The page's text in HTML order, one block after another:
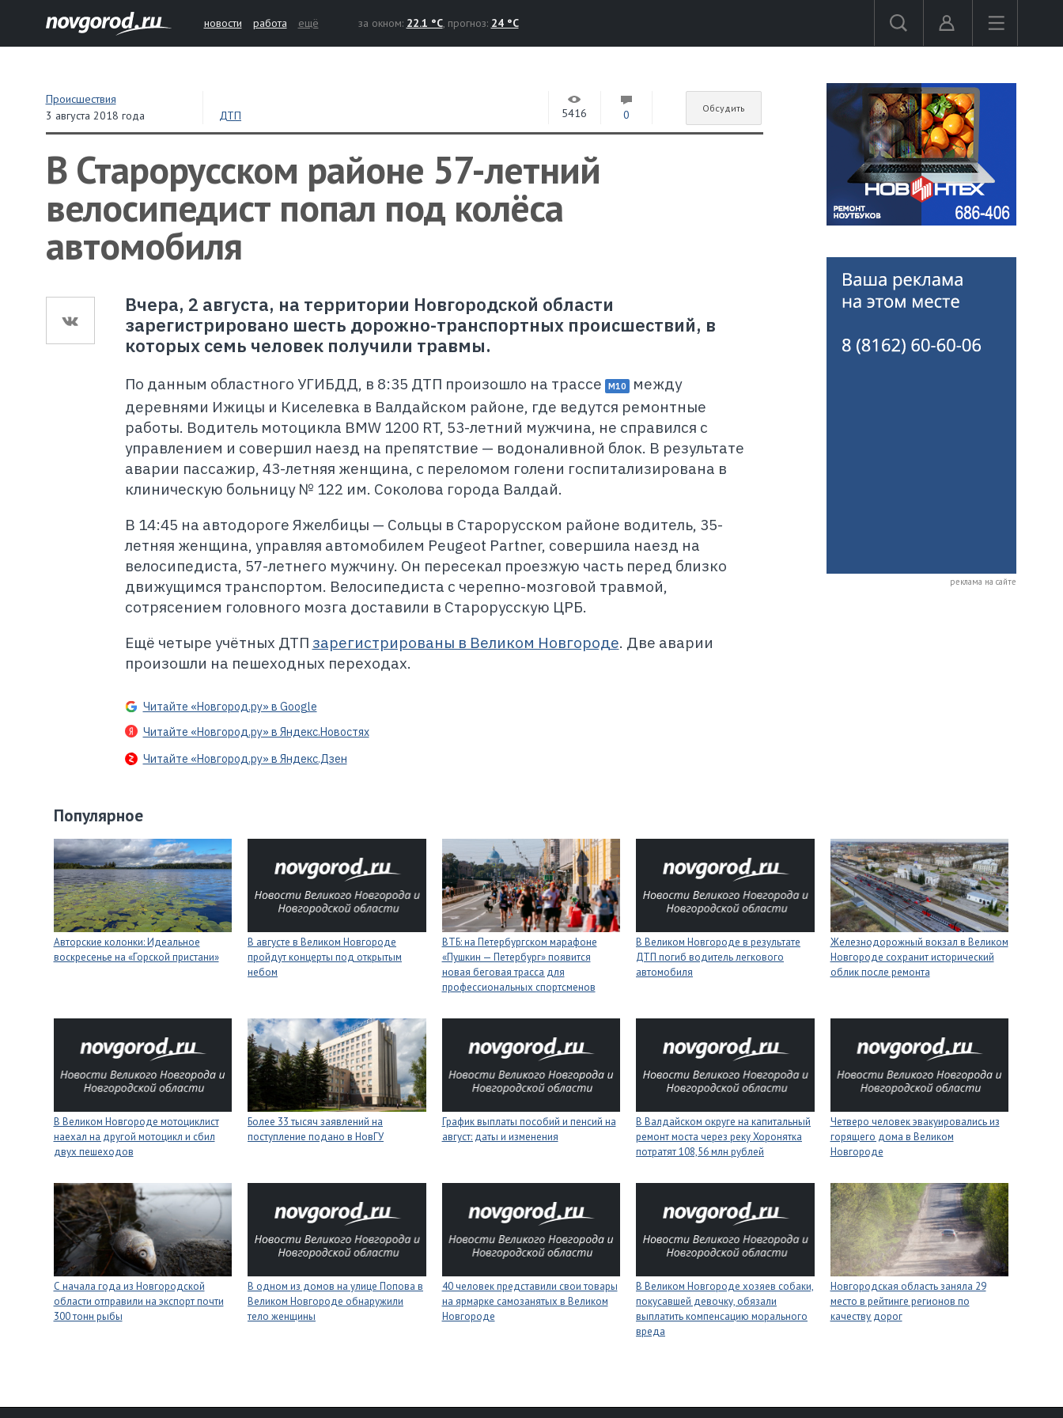
новости работа ещё за окном: 22.1 °C, прогноз: 24 °C
Происшествия
3 августа 2018 года
ДТП 5416 0 Обсудить
В Старорусском районе 57-летний
велосипедист попал под колёса
автомобиля
Вчера, 2 августа, на территории Новгородской области
зарегистрировано шесть дорожно-транспортных происшествий, в
которых семь человек получили травмы.
По данным областного УГИБДД, в 8:35 ДТП произошло на трассе М10 между
деревнями Ижицы и Киселевка в Валдайском районе, где ведутся ремонтные
работы. Водитель мотоцикла BMW 1200 RT, 53-летний мужчина, не справился с
управлением и совершил наезд на препятствие — водоналивной блок. В результате
аварии пассажир, 43-летняя женщина, с переломом голени госпитализирована в
клиническую больницу № 122 им. Соколова города Валдай.
В 14:45 на автодороге Яжелбицы — Сольцы в Старорусском районе водитель, 35-
летняя женщина, управляя автомобилем Peugeot Partner, совершила наезд на
велосипедиста, 57-летнего мужчину. Он пересекал проезжую часть перед близко
движущимся транспортом. Велосипедиста с черепно-мозговой травмой,
сотрясением головного мозга доставили в Старорусскую ЦРБ.
Ещё четыре учётных ДТП зарегистрированы в Великом Новгороде. Две аварии
произошли на пешеходных переходах.
Читайте «Новгород.ру» в Google
Читайте «Новгород.ру» в Яндекс.Новостях
Читайте «Новгород.ру» в Яндекс.Дзен
реклама на сайте
Популярное
Авторские колонки: Идеальное
воскресенье на «Горской пристани»
В августе в Великом Новгороде
пройдут концерты под открытым
небом
ВТБ: на Петербургском марафоне
«Пушкин — Петербург» появится
новая беговая трасса для
профессиональных спортсменов
В Великом Новгороде в результате
ДТП погиб водитель легкового
автомобиля
Железнодорожный вокзал в Великом
Новгороде сохранит исторический
облик после ремонта
В Великом Новгороде мотоциклист
наехал на другой мотоцикл и сбил
двух пешеходов
Более 33 тысяч заявлений на
поступление подано в НовГУ
График выплаты пособий и пенсий на
август: даты и изменения
В Валдайском округе на капитальный
ремонт моста через реку Хоронятка
потратят 108,56 млн рублей
Четверо человек эвакуировались из
горящего дома в Великом
Новгороде
С начала года из Новгородской
области отправили на экспорт почти
300 тонн рыбы
В одном из домов на улице Попова в
Великом Новгороде обнаружили
тело женщины
40 человек представили свои товары
на ярмарке самозанятых в Великом
Новгороде
В Великом Новгороде хозяев собаки,
покусавшей девочку, обязали
выплатить компенсацию морального
вреда
Новгородская область заняла 29
место в рейтинге регионов по
качеству дорог